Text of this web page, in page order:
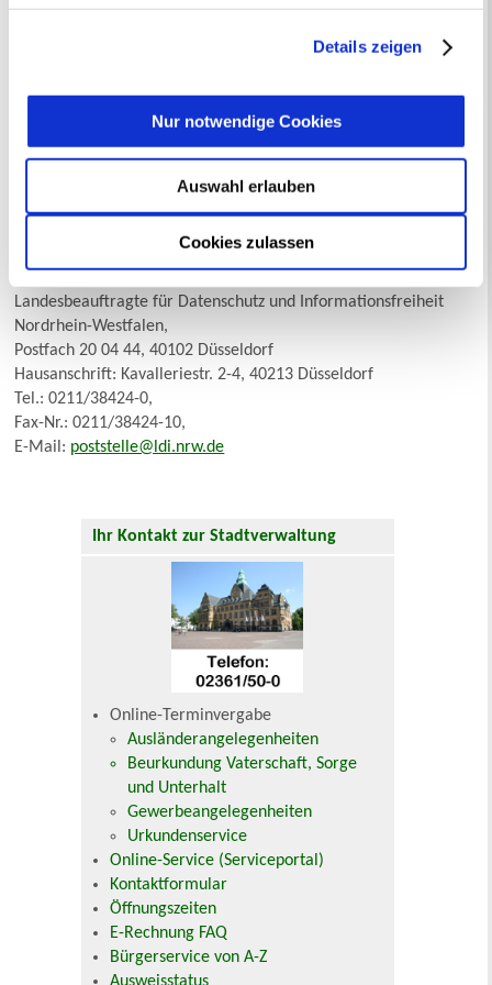
getroffene Auswahl der gewünschten Cookies kann
jederzeit mit Wirkung für die Zukunft angepasst oder
Details zeigen
Cookies zulassen
Auswahl erlauben
Nur notwendige Cookies
betroffene Person eingewilligt hat (§ 44 Absatz 3 Satz 1 BMG i.
V. m. Artikel 6 Absatz 1 lit. a DS-GVO). Die Einwilligung kann
nach Artikel 7 Absatz 3 DS-GVO jederzeit gegenüber der Stelle
Beschwerderecht
Jede betroffene Person hat das Recht auf Beschwerde bei der
Landesbeauftragte für Datenschutz und Informationsfreiheit
Nordrhein-Westfalen,
Postfach 20 04 44, 40102 Düsseldorf
Hausanschrift: Kavalleriestr. 2-4, 40213 Düsseldorf
Tel.: 0211/38424-0,
Fax-Nr.: 0211/38424-10,
E-Mail: poststelle@ldi.nrw.de
Ihr Kontakt zur Stadtverwaltung
Online-Terminvergabe
Ausländerangelegenheiten
Beurkundung Vaterschaft, Sorge
und Unterhalt
Gewerbeangelegenheiten
Urkundenservice
Online-Service (Serviceportal)
Kontaktformular
Öffnungszeiten
E-Rechnung FAQ
Bürgerservice von A-Z